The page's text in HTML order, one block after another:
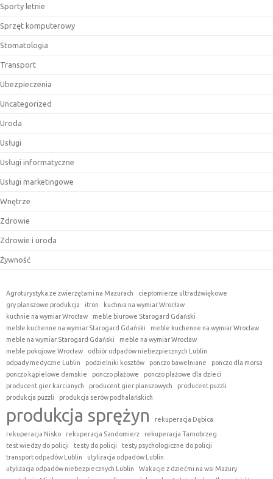
Sporty letnie
Sprzęt komputerowy
Stomatologia
Transport
Ubezpieczenia
Uncategorized
Uroda
Usługi
Usługi informatyczne
Usługi marketingowe
Wnętrze
Zdrowie
Zdrowie i uroda
Żywność
Agroturystyka ze zwierzętami na Mazurach
ciepłomierze ultradźwiękowe
gry planszowe produkcja
itron
kuchnia na wymiar Wrocław
kuchnie na wymiar Wrocław
meble biurowe Starogard Gdański
meble kuchenne na wymiar Starogard Gdański
meble kuchenne na wymiar Wrocław
meble na wymiar Starogard Gdański
meble na wymiar Wrocław
meble pokojowe Wrocław
odbiór odpadów niebezpiecznych Lublin
odpady medyczne Lublin
podzielniki kosztów ponczo bawełniane
ponczo dla morsa
ponczo kąpielowe damskie
ponczo plażowe
ponczo plażowe dla dzieci
producent gier karcianych
producent gier planszowych
producent puzzli
produkcja puzzli
produkcja serów podhalańskich
produkcja sprężyn
rekuperacja Dębica
rekuperacja Nisko
rekuperacja Sandomierz
rekuperacja Tarnobrzeg
test wiedzy do policji
testy do policji
testy psychologiczne do policji
transport odpadów Lublin
utylizacja odpadów Lublin
utylizacja odpadów niebezpiecznych Lublin
Wakacje z dziećmi na wsi Mazury